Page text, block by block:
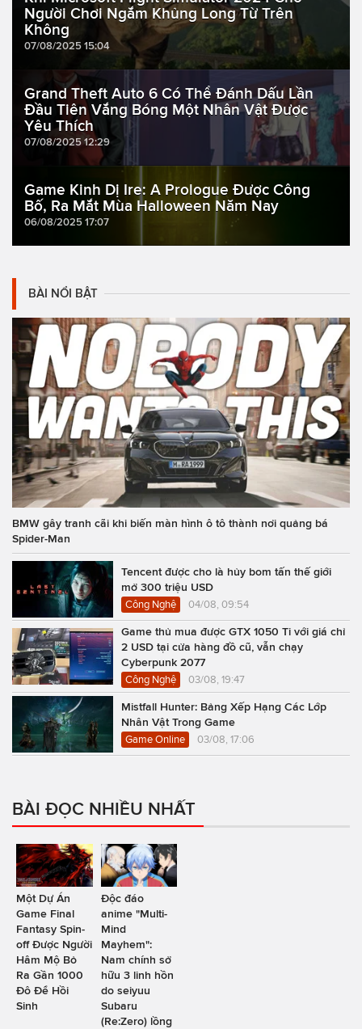
Người Chơi Ngắm Khủng Long Từ Trên
Không
07/08/2025 15:04
Grand Theft Auto 6 Có Thể Đánh Dấu Lần
Đầu Tiên Vắng Bóng Một Nhân Vật Được
Yêu Thích
07/08/2025 12:29
Game Kinh Dị Ire: A Prologue Được Công
Bố, Ra Mắt Mùa Halloween Năm Nay
06/08/2025 17:07
BÀI NỔI BẬT
BMW gây tranh cãi khi biến màn hình ô tô thành nơi quảng bá
Spider-Man
Tencent được cho là hủy bom tấn thế giới
mở 300 triệu USD
Công Nghệ 04/08, 09:54
Game thủ mua được GTX 1050 Ti với giá chỉ
2 USD tại cửa hàng đồ cũ, vẫn chạy
Cyberpunk 2077
Công Nghệ 03/08, 19:47
Mistfall Hunter: Bảng Xếp Hạng Các Lớp
Nhân Vật Trong Game
Game Online 03/08, 17:06
BÀI ĐỌC NHIỀU NHẤT
Một Dự Án
Game Final
Fantasy Spin-
off Được Người
Hâm Mộ Bỏ
Ra Gần 1000
Đô Để Hồi
Sinh
Độc đáo
anime "Multi-
Mind
Mayhem":
Nam chính sở
hữu 3 linh hồn
do seiyuu
Subaru
(Re:Zero) lồng